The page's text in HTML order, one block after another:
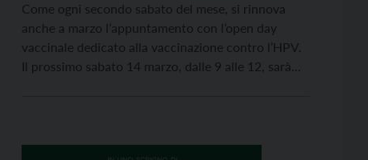
Come ogni secondo sabato del mese, si rinnova
anche a marzo l’appuntamento con l’open day
vaccinale dedicato alla vaccinazione contro l’HPV.
Il prossimo sabato 14 marzo, dalle 9 alle 12, sarà
per i maschi fino ai 30 anni […]